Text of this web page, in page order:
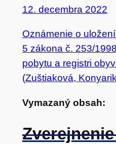
12. decembra 2022
Oznámenie o
5 zákona č. 253/
pobytu a registri
(Zuštiaková,
Vymazaný obsah: